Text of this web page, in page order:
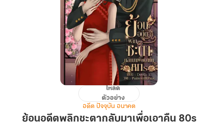
พลิก
โหลด
ตัวอย่าง
อดีต ปัจจุบัน อนาคต
ย้อนอดีตพลิกชะตากลับมาเพื่อเอาคืน 80s